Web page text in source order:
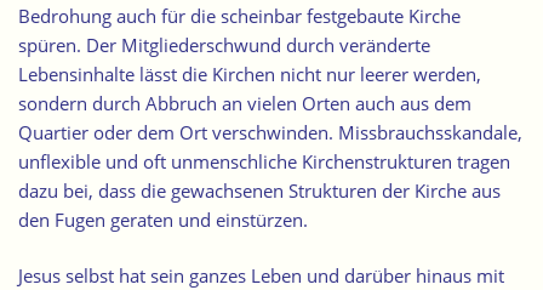
Bedrohung auch für die scheinbar festgebaute Kirche
spüren. Der Mitgliederschwund durch veränderte
Lebensinhalte lässt die Kirchen nicht nur leerer werden,
sondern durch Abbruch an vielen Orten auch aus dem
Quartier oder dem Ort verschwinden. Missbrauchsskandale,
unflexible und oft unmenschliche Kirchenstrukturen tragen
dazu bei, dass die gewachsenen Strukturen der Kirche aus
den Fugen geraten und einstürzen.
Jesus selbst hat sein ganzes Leben und darüber hinaus mit